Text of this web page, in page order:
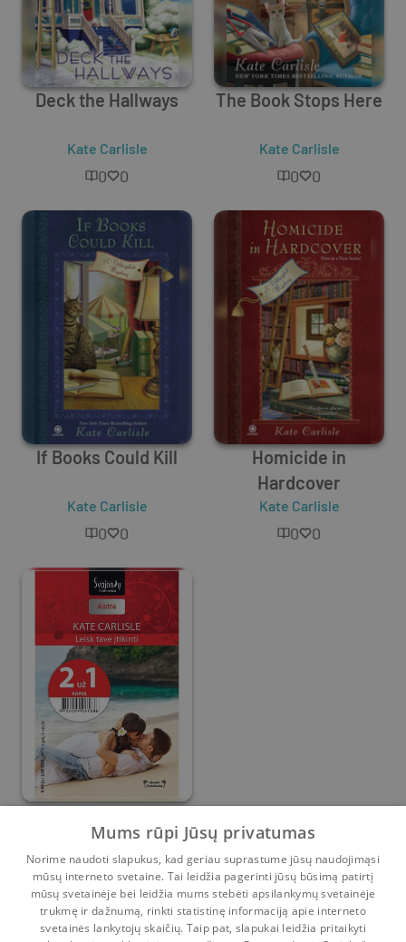
Deck the Hallways
Kate Carlisle
0 0
The Book Stops Here
Kate Carlisle
0 0
If Books Could Kill
Kate Carlisle
0 0
Homicide in
Hardcover
Kate Carlisle
0 0
Kate Carlisle
0 0
Mums rūpi Jūsų privatumas
Norime naudoti slapukus, kad geriau suprastume jūsų naudojimąsi
mūsų interneto svetaine. Tai leidžia pagerinti jūsų būsimą patirtį
mūsų svetainėje bei leidžia mums stebėti apsilankymų svetainėje
trukmę ir dažnumą, rinkti statistinę informaciją apie interneto
svetainės lankytojų skaičių. Taip pat, slapukai leidžia pritaikyti